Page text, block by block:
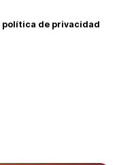
política de privacidad